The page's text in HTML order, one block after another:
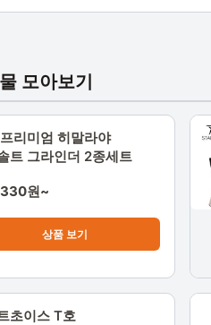
모아보기
리미엄 히말라야
트 그라인더 2종세트
원~
상품 보기
초이스 T호